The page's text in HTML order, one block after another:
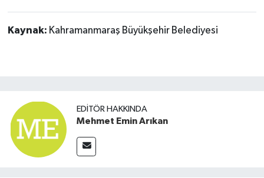
Kaynak: Kahramanmaraş Büyükşehir Belediyesi
EDITÖR HAKKINDA
Mehmet Emin Arıkan